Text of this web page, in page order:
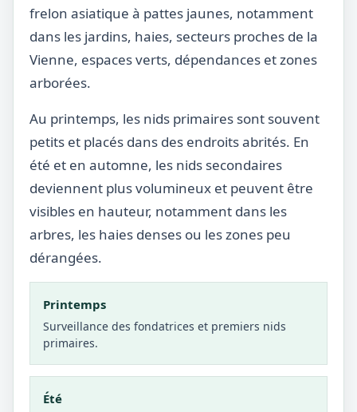
frelon asiatique à pattes jaunes, notamment
dans les jardins, haies, secteurs proches de la
Vienne, espaces verts, dépendances et zones
arborées.
Au printemps, les nids primaires sont souvent
petits et placés dans des endroits abrités. En
été et en automne, les nids secondaires
deviennent plus volumineux et peuvent être
visibles en hauteur, notamment dans les
arbres, les haies denses ou les zones peu
dérangées.
Printemps
Surveillance des fondatrices et premiers nids
primaires.
Été